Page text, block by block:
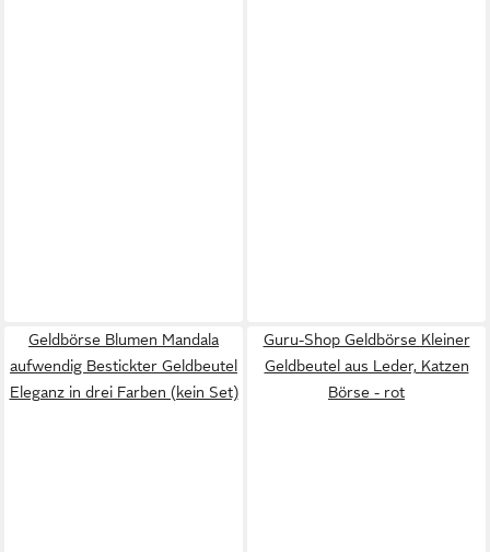
Geldbörse Blumen Mandala
aufwendig Bestickter Geldbeutel
Eleganz in drei Farben (kein Set)
Guru-Shop Geldbörse Kleiner
Geldbeutel aus Leder, Katzen
Börse - rot